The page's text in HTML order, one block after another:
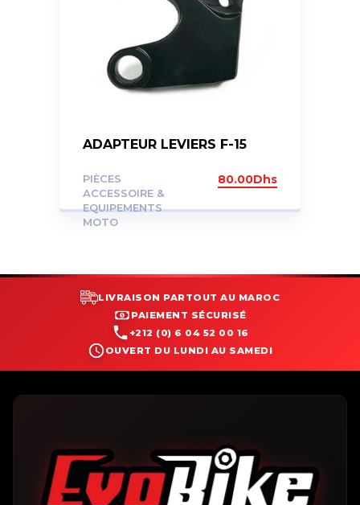
ADAPTEUR LEVIERS F-15
PIÈCES
ACCESSOIRE &
EQUIPEMENTS
MOTO
80.00Dhs
LIVRAISON PARTOUT AU MAROC
PAIEMENT SÉCURISÉ
+212 (0) 6 04 52 00 16
OUVERT DU LUNDI AU SAMEDI